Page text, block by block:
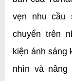
vẹn nhu cầu
chuyển trên
kiện ánh sáng
nhìn và